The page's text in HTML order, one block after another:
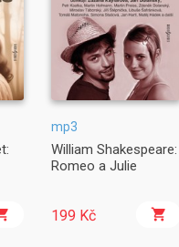
mp3
William Shakespeare:
Romeo a Julie
199 Kč